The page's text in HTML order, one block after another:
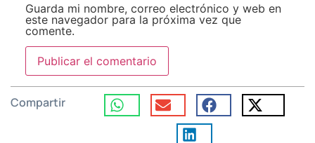
Guarda mi nombre, correo electrónico y web en
este navegador para la próxima vez que
comente.
Compartir